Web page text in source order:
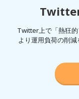
Twitter上で「熱狂
より運用負荷の削